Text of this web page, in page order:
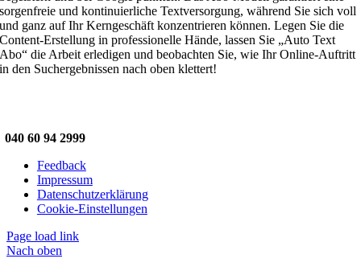
sorgenfreie und kontinuierliche Textversorgung, während Sie sich voll
und ganz auf Ihr Kerngeschäft konzentrieren können. Legen Sie die
Content-Erstellung in professionelle Hände, lassen Sie „Auto Text
Abo“ die Arbeit erledigen und beobachten Sie, wie Ihr Online-Auftritt
in den Suchergebnissen nach oben klettert!
040 60 94 2999
Feedback
Impressum
Datenschutzerklärung
Cookie-Einstellungen
Page load link
Nach oben